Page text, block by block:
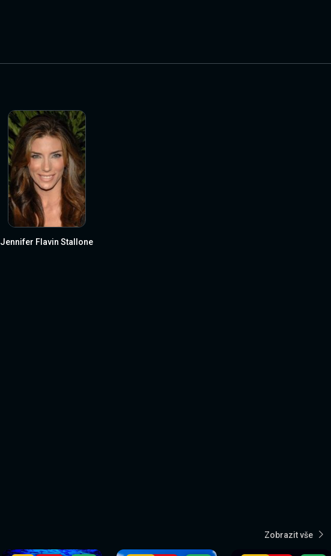
Jennifer Flavin Stallone
Zobrazit vše